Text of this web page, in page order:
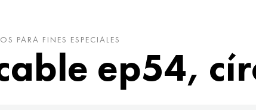
PARA FINES ESPECIALES
ep54,